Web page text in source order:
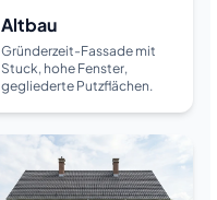
Altbau
Gründerzeit-Fassade mit
Stuck, hohe Fenster,
gegliederte Putzflächen.